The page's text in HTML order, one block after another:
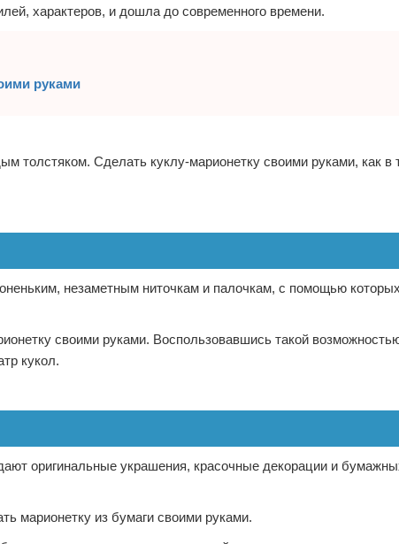
характеров, и дошла до современного времени.
руками
толстяком. Сделать куклу-марионетку своими руками, как в
незаметным ниточкам и палочкам, с помощью
своими руками. Воспользовавшись такой
кукол.
оригинальные украшения, красочные декорации и
марионетку из бумаги своими руками.